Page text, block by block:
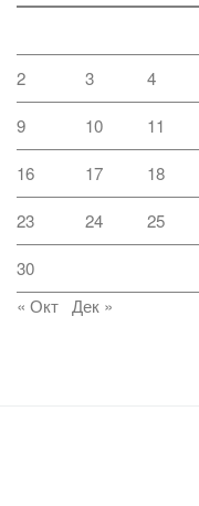
2 3 4
9 10 11
16 17 18
23 24 25
30
« Окт
Дек »